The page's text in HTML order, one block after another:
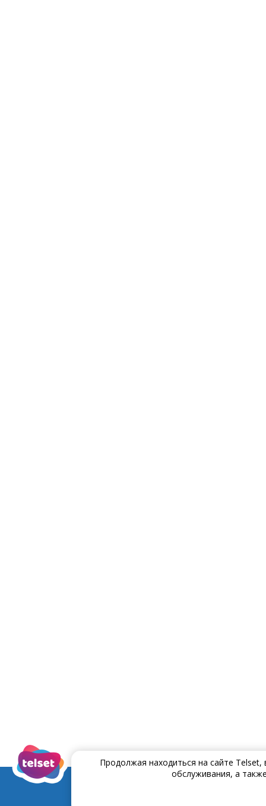
Продолжая находиться на сайте
обслуживания, а